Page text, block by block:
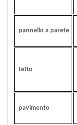
pannello a parete
tetto
pavimento